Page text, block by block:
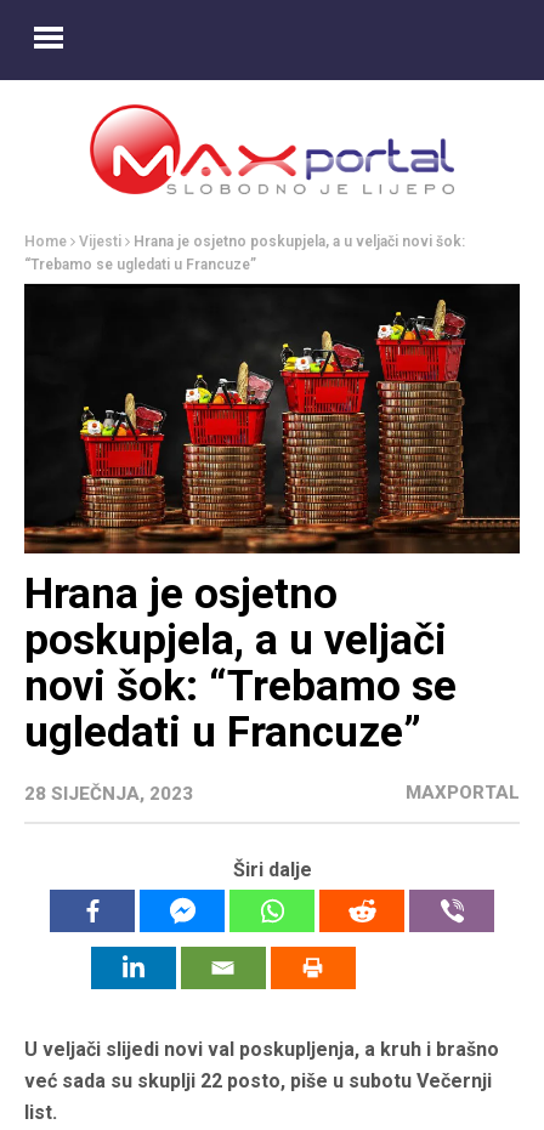
Home Vijesti
Hrana je osjetno poskupjela, a u veljači novi šok:
“Trebamo se ugledati u Francuze”
Hrana je osjetno
poskupjela, a u veljači
novi šok: “Trebamo se
ugledati u Francuze”
28 SIJEČNJA, 2023 MAXPORTAL
Širi dalje
U veljači slijedi novi val poskupljenja, a kruh i brašno
već sada su skuplji 22 posto, piše u subotu Večernji
list.